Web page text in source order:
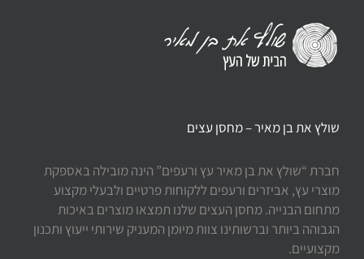
שולץ את בן מאיר – מחסן עצים
חברת “שולץ את בן מאיר עץ ורעפים” הינה מובילה באספקת
מוצרי עץ, אביזרים ורעפים ללקוחות פרטיים ולבעלי מקצוע
מתחום הבנייה. מחסן העצים שלנו תמצאו מוצרים באיכות
הגבוהה ביותר וברשותינו צוות מיומן המעניק שירותי ייעוץ ותכנון
מקצועיים.